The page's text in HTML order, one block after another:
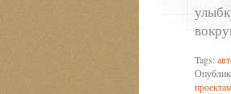
Tags: